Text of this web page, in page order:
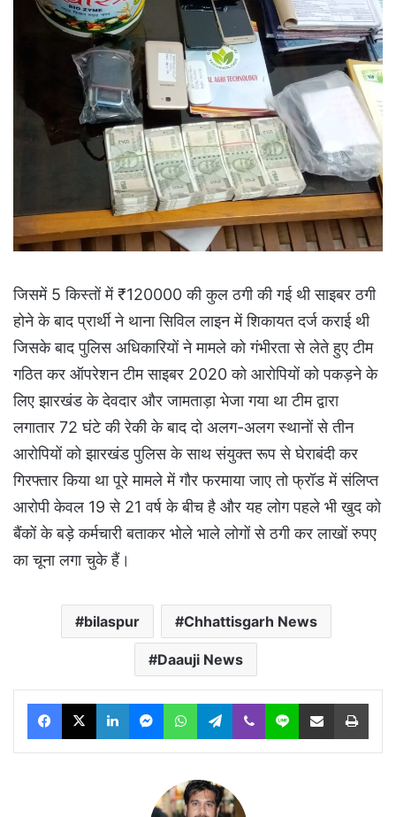
जिसमें 5 किस्तों में ₹120000 की कुल ठगी की गई थी साइबर ठगी
होने के बाद प्रार्थी ने थाना सिविल लाइन में शिकायत दर्ज कराई थी
जिसके बाद पुलिस अधिकारियों ने मामले को गंभीरता से लेते हुए टीम
गठित कर ऑपरेशन टीम साइबर 2020 को आरोपियों को पकड़ने के
लिए झारखंड के देवदार और जामताड़ा भेजा गया था टीम द्वारा
लगातार 72 घंटे की रेकी के बाद दो अलग-अलग स्थानों से तीन
आरोपियों को झारखंड पुलिस के साथ संयुक्त रूप से घेराबंदी कर
गिरफ्तार किया था पूरे मामले में गौर फरमाया जाए तो फ्रॉड में संलिप्त
आरोपी केवल 19 से 21 वर्ष के बीच है और यह लोग पहले भी खुद को
बैंकों के बड़े कर्मचारी बताकर भोले भाले लोगों से ठगी कर लाखों रुपए
का चूना लगा चुके हैं।
bilaspur Chhattisgarh News
Daauji News
Facebook
X LinkedInMessengerWhatsAppTelegram
Viber Line Share via Email Print